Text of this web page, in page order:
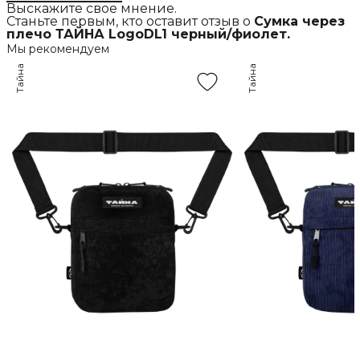
Выскажите свое мнение.
Станьте первым, кто оставит отзыв о Сумка через
плечо ТАЙНА LogoDL1 черный/фиолет.
Мы рекомендуем
Тайна Тайна